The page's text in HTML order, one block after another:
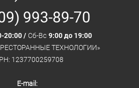
993-89-70
20:00 / Сб-Вс 9:00 до 19:00
ТЕХНОЛОГИИ»
1237700259708
E-mail: